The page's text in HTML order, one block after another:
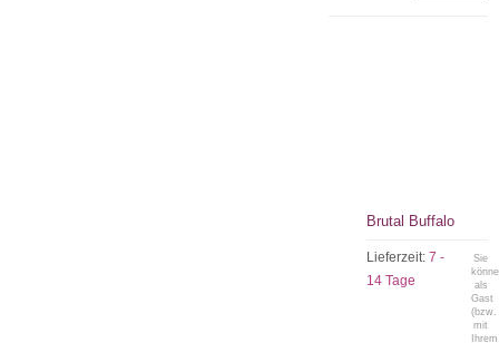
Brutal Buffalo
Lieferzeit:7 -
14 Tage
Sie
als
Gast
(bzw.
mit
Ihrem